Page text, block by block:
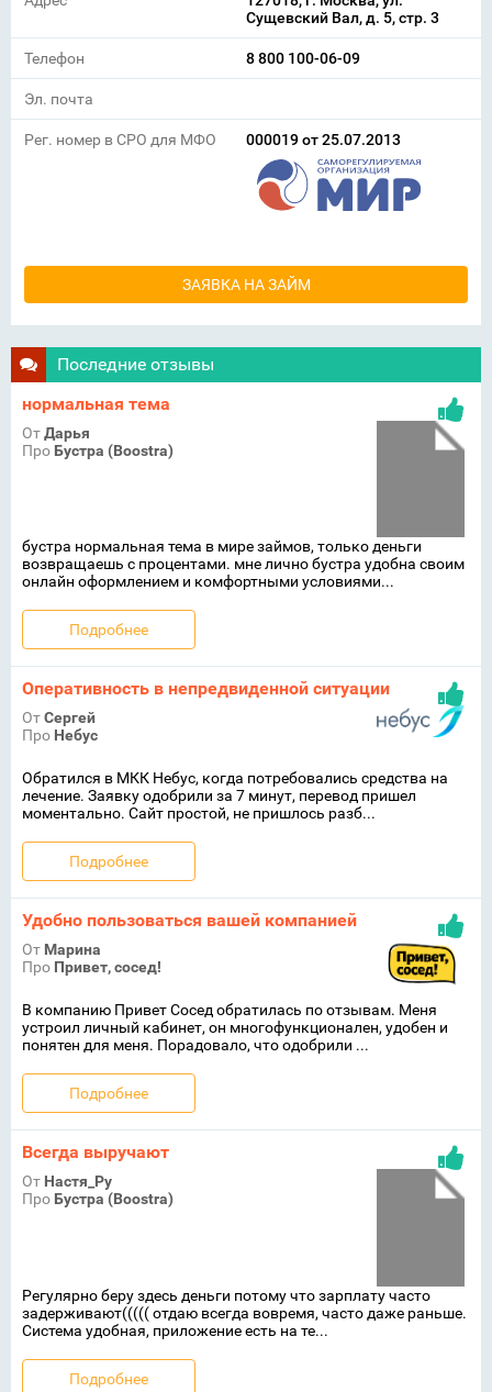
Сущевский Вал, д. 5, стр. 3
Телефон 8 800 100-06-09
Эл. почта
Рег. номер в СРО для МФО 000019 от 25.07.2013
ЗАЯВКА НА ЗАЙМ
Последние отзывы
нормальная тема
ОтДарья
Про Бустра (Boostra)
бустра нормальная тема в мире займов, только деньги
возвращаешь с процентами. мне лично бустра удобна своим
онлайн оформлением и комфортными условиями...
Подробнее
Оперативность в непредвиденной ситуации
ОтСергей
Про Небус
Обратился в МКК Небус, когда потребовались средства на
лечение. Заявку одобрили за 7 минут, перевод пришел
моментально. Сайт простой, не пришлось разб...
Подробнее
Удобно пользоваться вашей компанией
От Марина
Про Привет, сосед!
В компанию Привет Сосед обратилась по отзывам. Меня
устроил личный кабинет, он многофункционален, удобен и
понятен для меня. Порадовало, что одобрили ...
Подробнее
Всегда выручают
От Настя_Ру
Про Бустра (Boostra)
Регулярно беру здесь деньги потому что зарплату часто
задерживают((((( отдаю всегда вовремя, часто даже раньше.
Система удобная, приложение есть на те...
Подробнее